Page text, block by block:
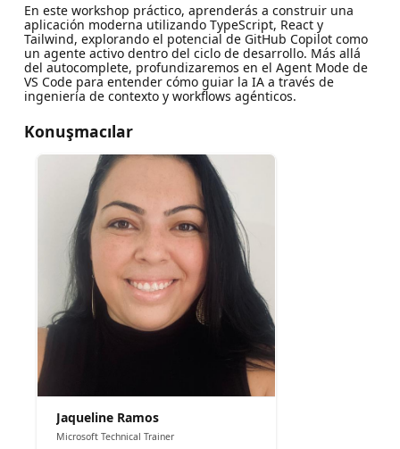
En este workshop práctico, aprenderás a construir una
aplicación moderna utilizando TypeScript, React y
Tailwind, explorando el potencial de GitHub Copilot como
un agente activo dentro del ciclo de desarrollo. Más allá
del autocomplete, profundizaremos en el Agent Mode de
VS Code para entender cómo guiar la IA a través de
ingeniería de contexto y workflows agénticos.
Konuşmacılar
Jaqueline Ramos
Microsoft Technical Trainer